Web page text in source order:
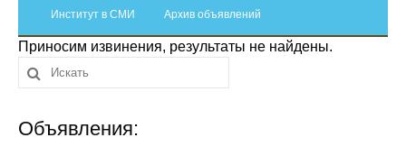
Отчетность
Противодействие коррупции
Материалы для СМИ
Институт в СМИ Архив объявлений
Приносим извинения, результаты не найдены.
Объявления: